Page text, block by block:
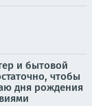
и бытовой
чтобы
дня рождения